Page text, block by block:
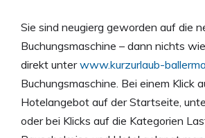
Sie sind neugierg geworden auf die
Buchungsmaschine – dann nichts
direkt unterwww.kurzurlaub-
Buchungsmaschine. Bei einem Klick
Hotelangebot auf der Startseite,
oder bei Klicks auf die Kategorien